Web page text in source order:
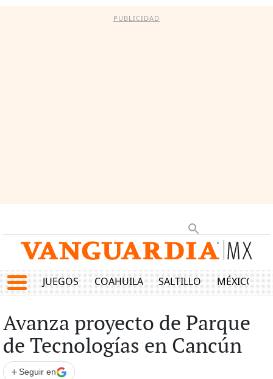
PUBLICIDAD
JUEGOS COAHUILA SALTILLO MÉXICO
Avanza proyecto de Parque
de Tecnologías en Cancún
+ Seguir en